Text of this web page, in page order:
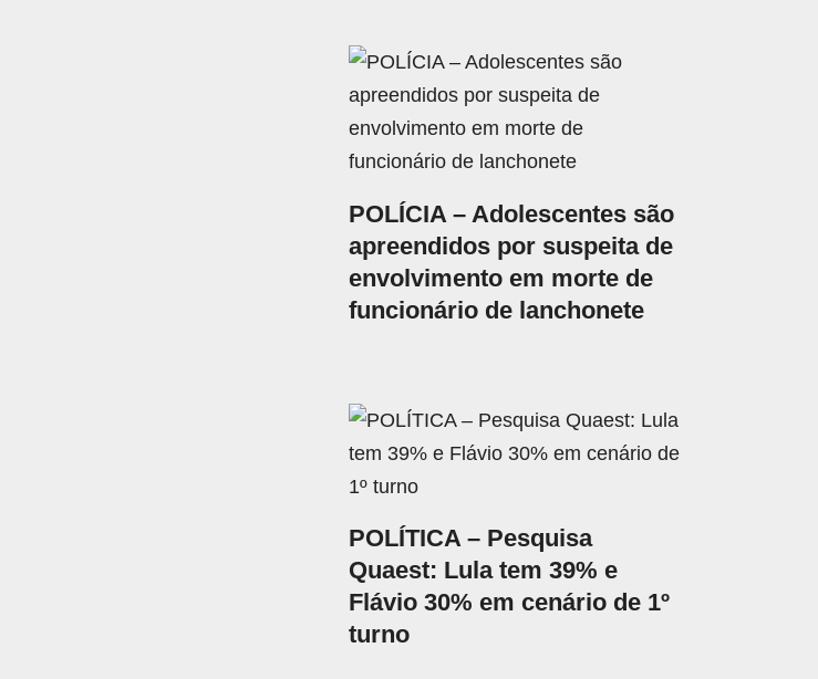
POLÍCIA – Adolescentes são
apreendidos por suspeita de
envolvimento em morte de
funcionário de lanchonete
POLÍTICA – Pesquisa
Quaest: Lula tem 39% e
Flávio 30% em cenário de 1º
turno